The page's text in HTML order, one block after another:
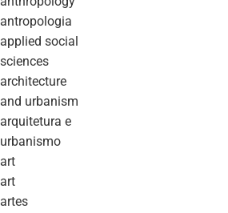
antropologia
applied social
sciences
architecture
and urbanism
arquitetura e
urbanismo
art
art
artes